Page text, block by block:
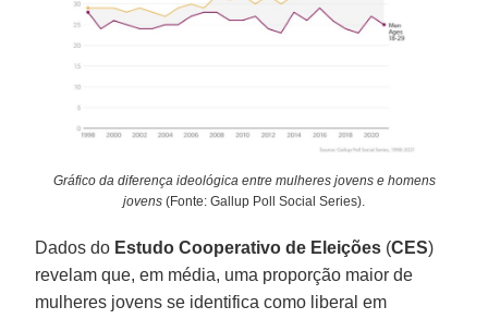
Gráfico da diferença ideológica entre mulheres jovens e homens
jovens (Fonte: Gallup Poll Social Series).
Dados do Estudo Cooperativo de Eleições (CES)
revelam que, em média, uma proporção maior de
mulheres jovens se identifica como liberal em